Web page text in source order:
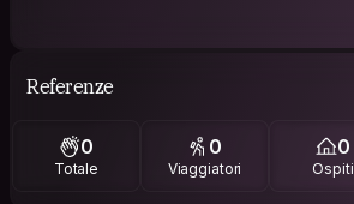
Referenze
0
Totale
0
Viaggiatori
0
Ospiti